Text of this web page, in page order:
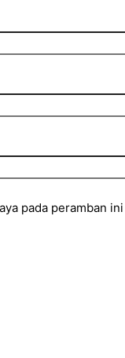
pada peramban